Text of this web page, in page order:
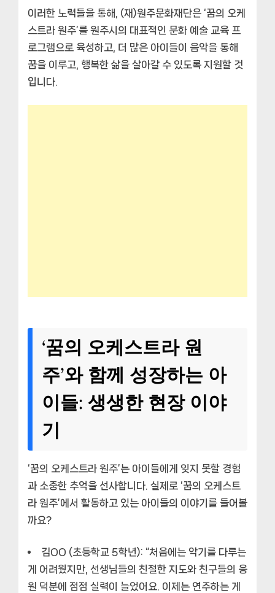
이러한 노력들을 통해, (재)원주문화재단은 ‘꿈의 오케
스트라 원주’를 원주시의 대표적인 문화 예술 교육 프
로그램으로 육성하고, 더 많은 아이들이 음악을 통해
꿈을 이루고, 행복한 삶을 살아갈 수 있도록 지원할 것
입니다.
‘꿈의 오케스트라 원
주’와 함께 성장하는 아
이들: 생생한 현장 이야
기
‘꿈의 오케스트라 원주’는 아이들에게 잊지 못할 경험
과 소중한 추억을 선사합니다. 실제로 ‘꿈의 오케스트
라 원주’에서 활동하고 있는 아이들의 이야기를 들어볼
까요?
김OO (초등학교 5학년): “처음에는 악기를 다루는
게 어려웠지만, 선생님들의 친절한 지도와 친구들의 응
원 덕분에 점점 실력이 늘었어요. 이제는 연주하는 게